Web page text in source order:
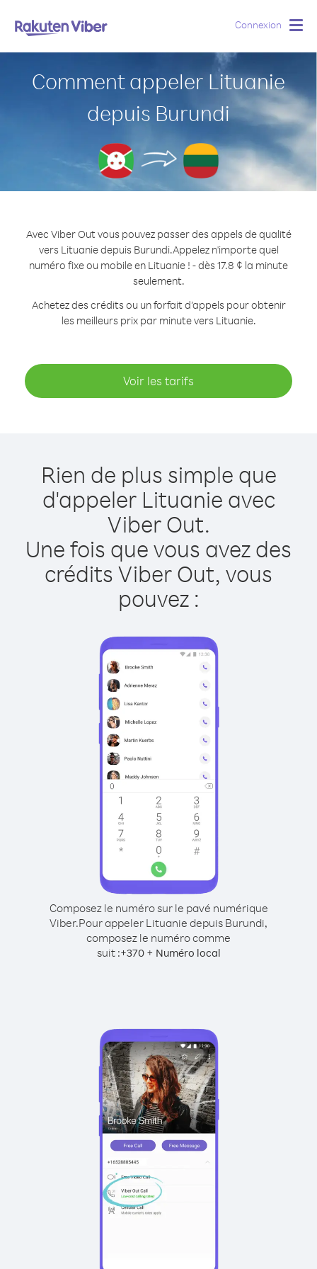
Connexion
Comment appeler Lituanie
depuis Burundi
Avec Viber Out vous pouvez passer des appels de qualité
vers Lituanie depuis Burundi.Appelez n'importe quel
numéro fixe ou mobile en Lituanie ! - dès 17.8 ¢ la minute
seulement.
Achetez des crédits ou un forfait d’appels pour obtenir
les meilleurs prix par minute vers Lituanie.
Voir les tarifs
Rien de plus simple que
d'appeler Lituanie avec
Viber Out.
Une fois que vous avez des
crédits Viber Out, vous
pouvez :
Composez le numéro sur le pavé numérique
Viber.Pour appeler Lituanie depuis Burundi,
composez le numéro comme
suit :+370+ Numéro local